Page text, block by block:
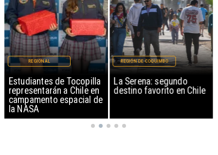
Estudiantes de Tocopilla
representarán a Chile en
campamento espacial de
la NASA
REGIONAL
La Serena: segundo
destino favorito en Chile
REGIÓN DE COQUIMBO